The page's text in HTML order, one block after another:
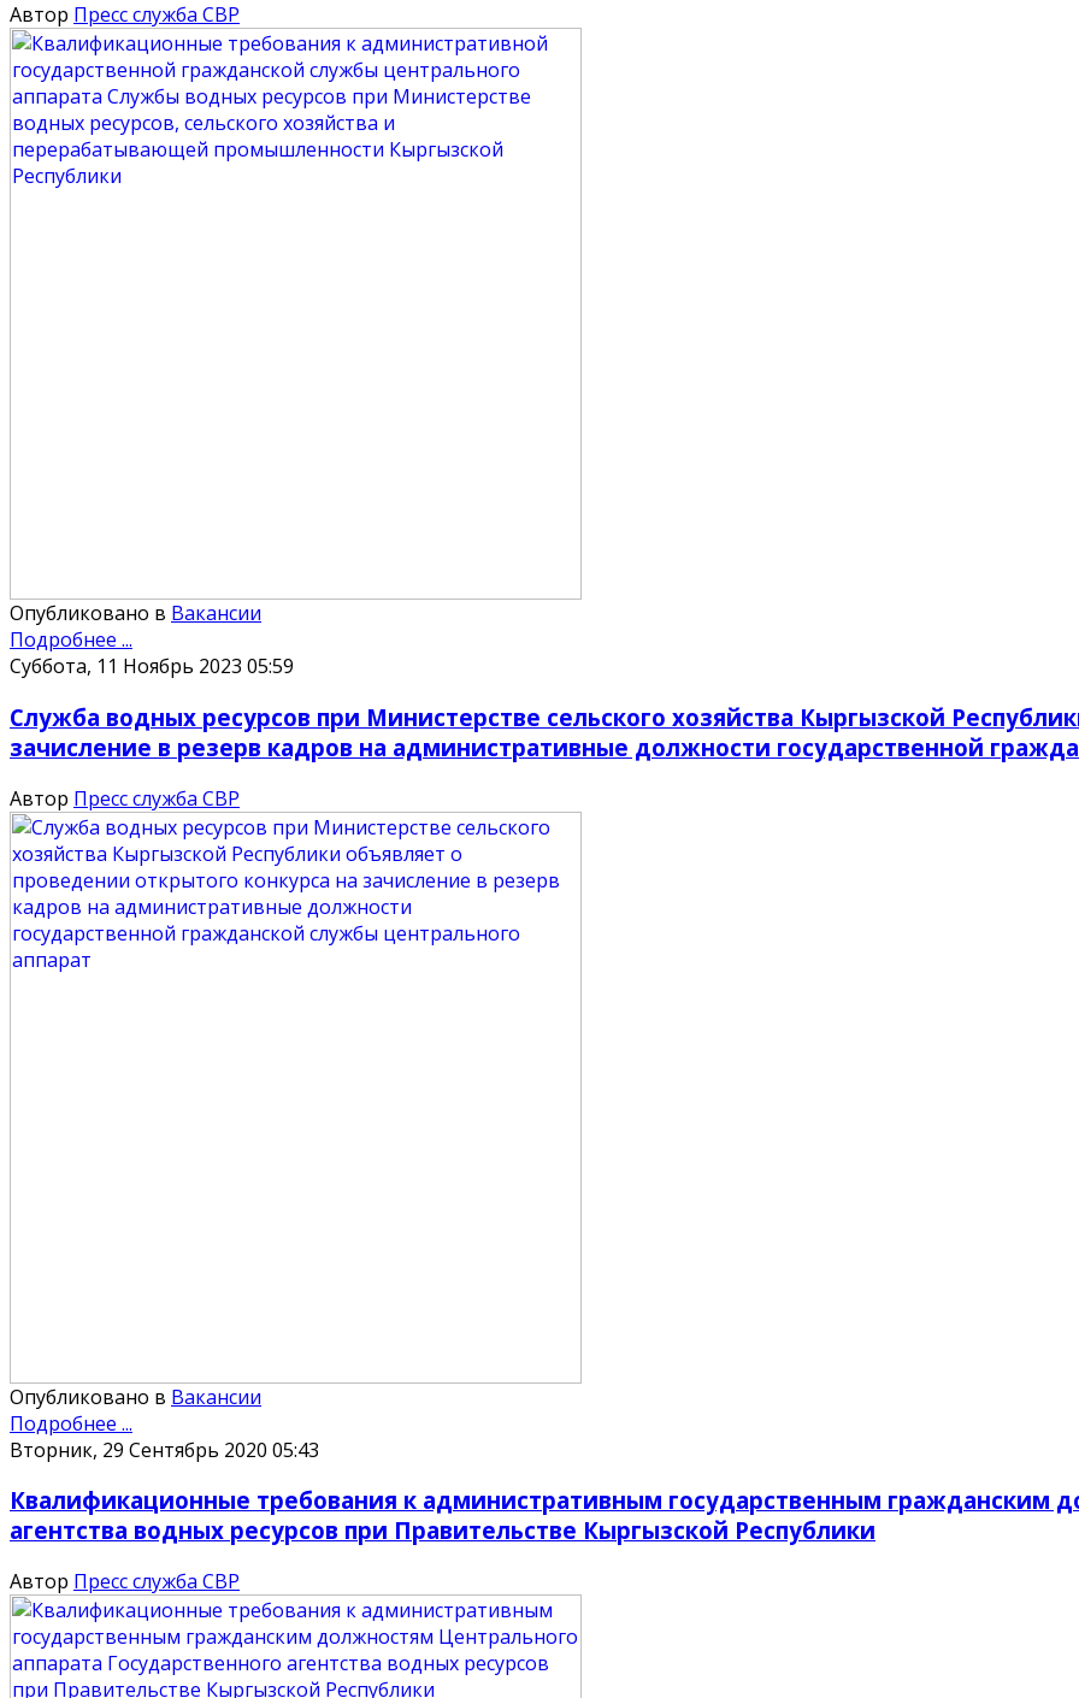
Автор Пресс служба СВР
Опубликовано в Вакансии
Подробнее ...
Суббота, 11 Ноябрь 2023 05:59
Служба водных ресурсов при Министерстве сельского хозяйства Кыргызской
зачисление в резерв кадров на административные должности государственной
Автор Пресс служба СВР
Опубликовано в Вакансии
Подробнее ...
Вторник, 29 Сентябрь 2020 05:43
Квалификационные требования к административным государственным гражданским
агентства водных ресурсов при Правительстве Кыргызской Республики
Автор Пресс служба СВР